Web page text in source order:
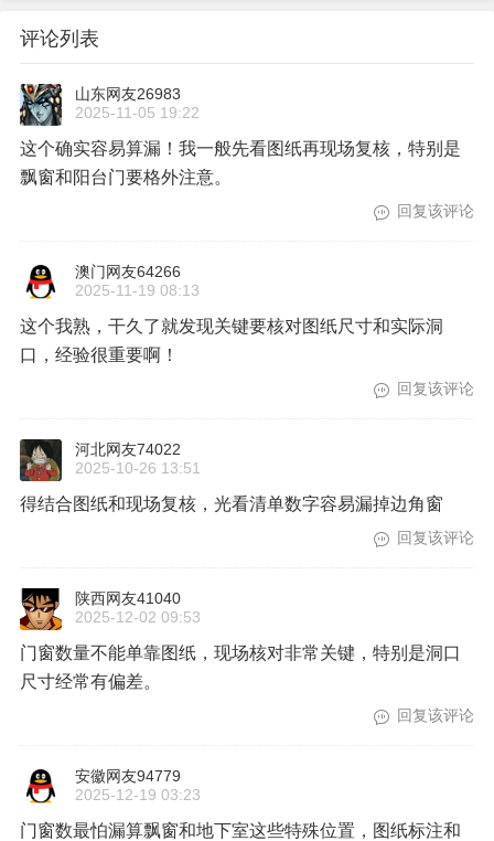
评论列表
山东网友26983
2025-11-05 19:22
这个确实容易算漏！我一般先看图纸再现场复核，特别是
飘窗和阳台门要格外注意。
回复该评论
澳门网友64266
2025-11-19 08:13
这个我熟，干久了就发现关键要核对图纸尺寸和实际洞
口，经验很重要啊！
回复该评论
河北网友74022
2025-10-26 13:51
得结合图纸和现场复核，光看清单数字容易漏掉边角窗
回复该评论
陕西网友41040
2025-12-02 09:53
门窗数量不能单靠图纸，现场核对非常关键，特别是洞口
尺寸经常有偏差。
回复该评论
安徽网友94779
2025-12-19 03:23
门窗数最怕漏算飘窗和地下室这些特殊位置，图纸标注和